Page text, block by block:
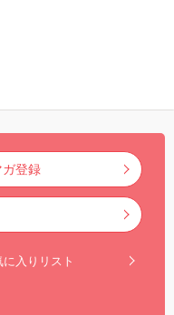
登録
に入りリスト